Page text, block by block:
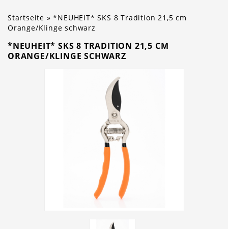
Startseite »*NEUHEIT* SKS 8 Tradition 21,5 cm
Orange/Klinge schwarz
*NEUHEIT* SKS 8 TRADITION 21,5 CM
ORANGE/KLINGE SCHWARZ